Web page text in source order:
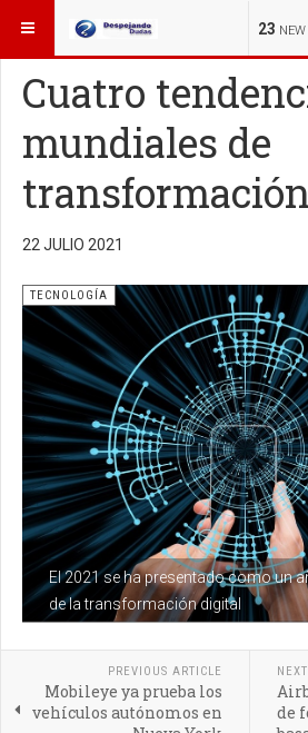
23
ESTÁ AQUÍ: TECNOLOGÍA
Cuatro
mundiales de
22 JULIO 2021
El 2021 se ha presentado como un
de la transformación digital
TECNOLOGÍA
PREVIOUS ARTICLE
Mobileye ya prueba los
vehículos autónomos en
de